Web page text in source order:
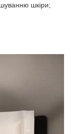
шкіри;